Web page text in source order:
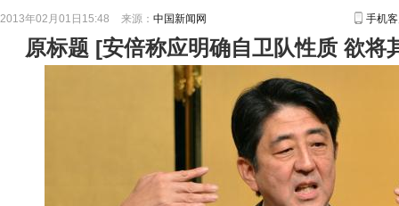
2013年02月01日15:48 来源： 中国新闻网 手机
原标题 [安倍称应明确自卫队性质 欲将